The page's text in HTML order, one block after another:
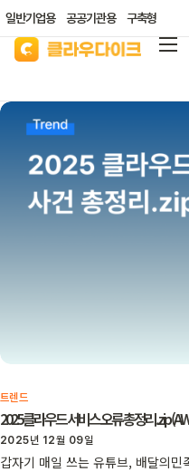
일반기업용 공공기관용 구축형
리소스/자료실
산업별 솔루션
트렌드
2025 클라우드 서비스 오류 총정리.zip
2025년 12월 09일
갑자기 매일 쓰는 유튜브, 배달의